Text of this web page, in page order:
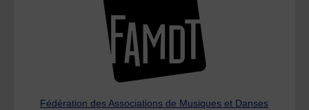
Fédération des Associations de Musiques et Danses